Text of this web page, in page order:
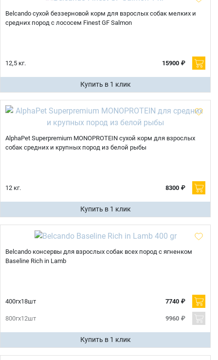
Belcando сухой беззерновой корм для взрослых собак мелких и
средних пород с лососем Finest GF Salmon
12,5 кг. 15900 ₽
Купить в 1 клик
AlphaPet Superpremium MONOPROTEIN сухой корм для взрослых
собак средних и крупных пород из белой рыбы
12 кг. 8300 ₽
Купить в 1 клик
Belcando консервы для взрослых собак всех пород с ягненком
Baseline Rich in Lamb
400гх18шт 7740 ₽
800гх12шт 9960 ₽
Купить в 1 клик